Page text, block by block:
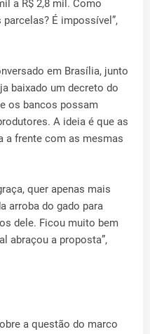
a R$ 2,8 mil. Como
É impossível”,
em Brasília, junto
baixado um decreto do
os bancos possam
A ideia é que as
a frente com as mesmas
quer apenas mais
arroba do gado para
dele. Ficou muito bem
abraçou a proposta”,
a questão do marco